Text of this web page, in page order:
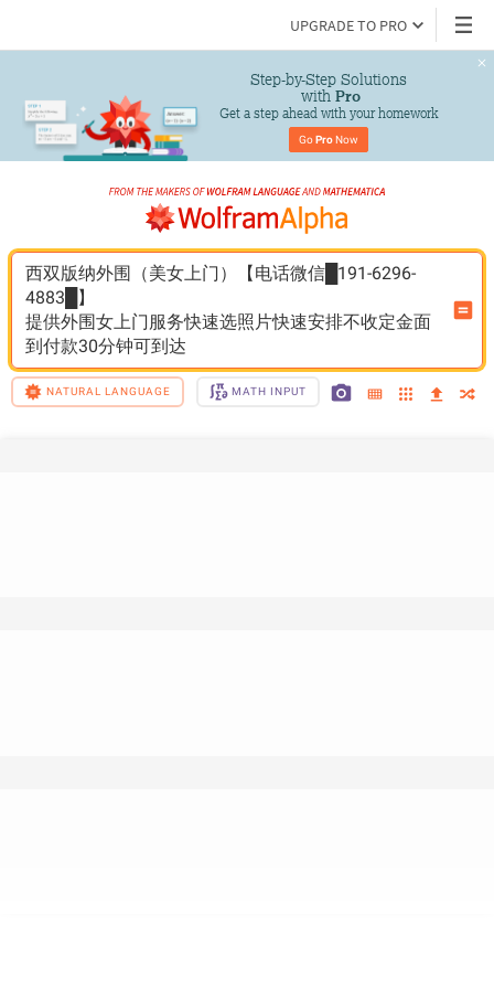
UPGRADE TO PRO
Step-by-Step Solutions
with Pro
Get a step ahead with your homework
Go Pro Now
西双版纳外围（美女上门）【电话微信█191-6296-
4883█】
提供外围女上门服务快速选照片快速安排不收定金面
到付款30分钟可到达
NATURAL LANGUAGE MATH INPUT